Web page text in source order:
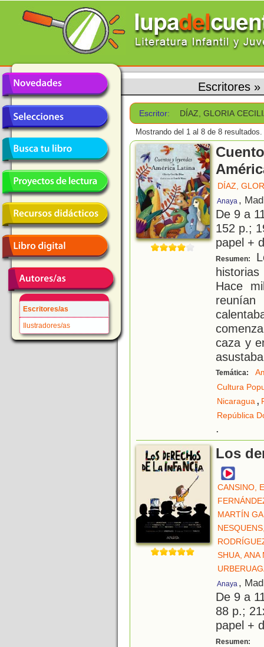
Escritores/as
Ilustradores/as
Escritores »
Escritor: DÍAZ, GLORIA
Mostrando del 1 al 8 de 8 resultados.
DÍAZ,
Anaya ,
De 9 a
152 p.;
papel +
Resumen:
Hace
caza y
Temática:
Cultura
Nicaragua,
República
.
Los
CANSINO,
MARTÍN
SHUA, ANA
Anaya ,
De 9 a
88 p.;
papel +
Resumen: